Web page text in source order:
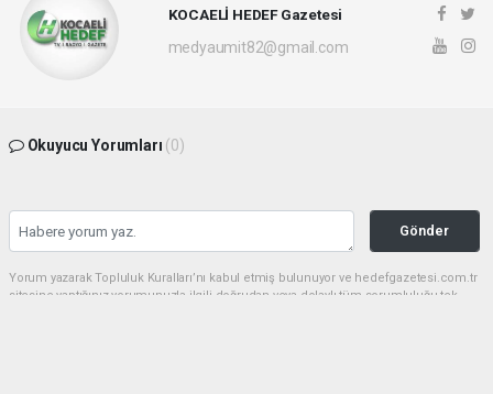
KOCAELİ HEDEF Gazetesi
medyaumit82@gmail.com
Okuyucu Yorumları (0)
Gönder
Yorum yazarak Topluluk Kuralları’nı kabul etmiş bulunuyor ve hedefgazetesi.com.tr
sitesine yaptığınız yorumunuzla ilgili doğrudan veya dolaylı tüm sorumluluğu tek